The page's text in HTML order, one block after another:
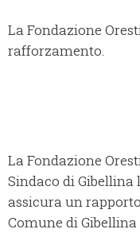
La Fondazione
rafforzamento.
La Fondazione
Sindaco di
assicura un
Comune di